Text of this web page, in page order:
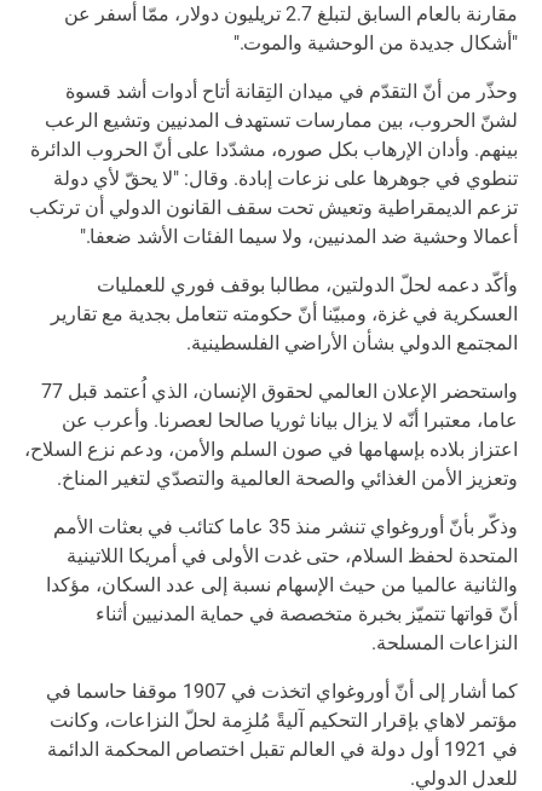
مقارنة بالعام السابق لتبلغ 2.7 تريليون دولار، ممّا أسفر عن
"أشكال جديدة من الوحشية والموت."
وحذّر من أنّ التقدّم في ميدان التِقانة أتاح أدوات أشد قسوة
لشنّ الحروب، بين ممارسات تستهدف المدنيين وتشيع الرعب
بينهم. وأدان الإرهاب بكل صوره، مشدّدا على أنّ الحروب الدائرة
تنطوي في جوهرها على نزعات إبادة. وقال: "لا يحقّ لأي دولة
تزعم الديمقراطية وتعيش تحت سقف القانون الدولي أن ترتكب
أعمالا وحشية ضد المدنيين، ولا سيما الفئات الأشد ضعفا."
وأكّد دعمه لحلّ الدولتين، مطالبا بوقف فوري للعمليات
العسكرية في غزة، ومبيّنا أنّ حكومته تتعامل بجدية مع تقارير
المجتمع الدولي بشأن الأراضي الفلسطينية.
واستحضر الإعلان العالمي لحقوق الإنسان، الذي اُعتمد قبل 77
عاما، معتبرا أنّه لا يزال بيانا ثوريا صالحا لعصرنا. وأعرب عن
اعتزاز بلاده بإسهامها في صون السلم والأمن، ودعم نزع السلاح،
وتعزيز الأمن الغذائي والصحة العالمية والتصدّي لتغير المناخ.
وذكّر بأنّ أوروغواي تنشر منذ 35 عاما كتائب في بعثات الأمم
المتحدة لحفظ السلام، حتى غدت الأولى في أمريكا اللاتينية
والثانية عالميا من حيث الإسهام نسبة إلى عدد السكان، مؤكدا
أنّ قواتها تتميّز بخبرة متخصصة في حماية المدنيين أثناء
النزاعات المسلحة.
كما أشار إلى أنّ أوروغواي اتخذت في 1907 موقفا حاسما في
مؤتمر لاهاي بإقرار التحكيم آليةً مُلزِمة لحلّ النزاعات، وكانت
في 1921 أول دولة في العالم تقبل اختصاص المحكمة الدائمة
للعدل الدولي.